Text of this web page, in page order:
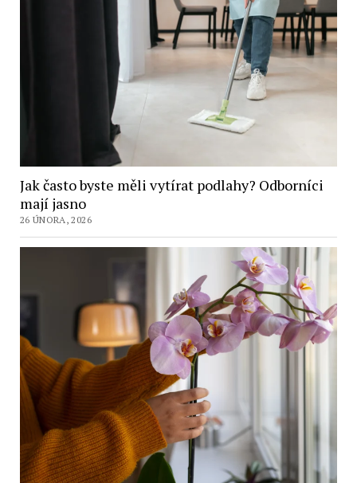
Jak často byste měli vytírat podlahy? Odborníci
mají jasno
26 ÚNORA, 2026